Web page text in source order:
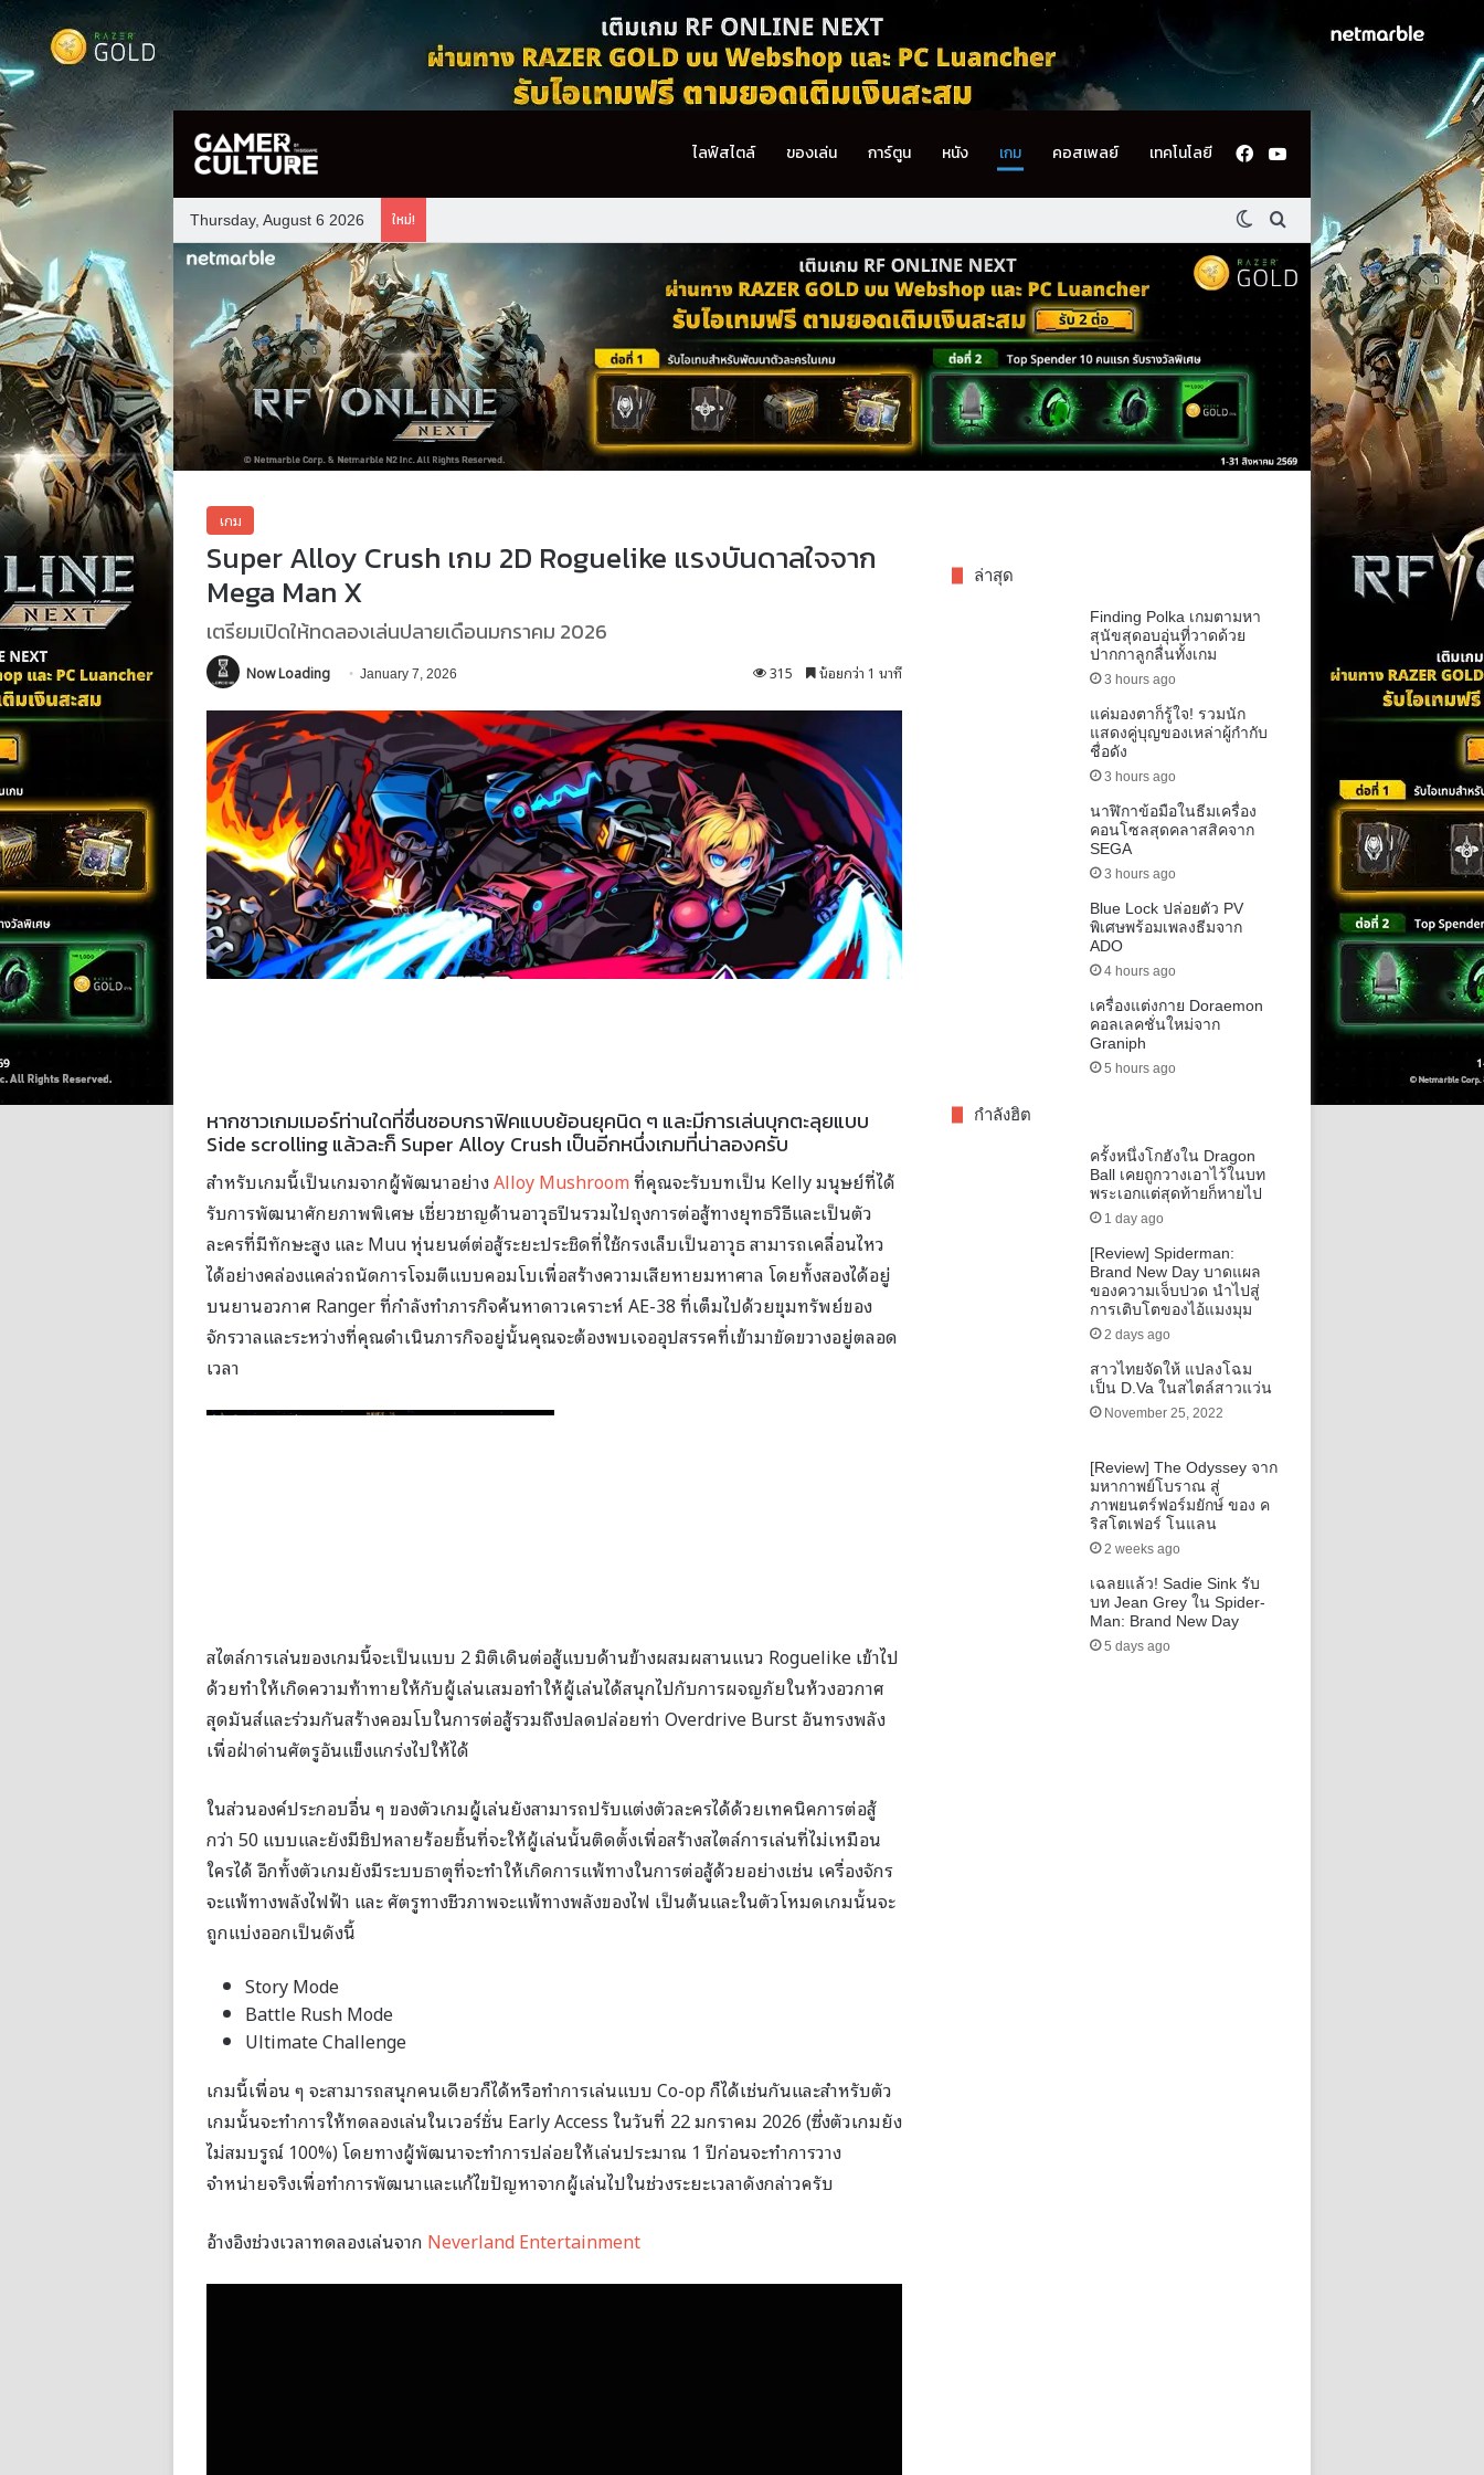
ไลฟ์สไตล์ ของเล่น การ์ตูน หนัง เกม คอสเพลย์ เทคโนโลยี Facebook
YouTube
Thursday, August 6 2026 ใหม่! Switch skin
ค้นหา
เกม
Super Alloy Crush เกม 2D Roguelike แรงบันดาลใจจาก
Mega Man X
เตรียมเปิดให้ทดลองเล่นปลายเดือนมกราคม 2026
Now Loading January 7, 2026 315 น้อยกว่า 1 นาที
หากชาวเกมเมอร์ท่านใดที่ชื่นชอบกราฟิคแบบย้อนยุคนิด ๆ และมีการเล่นบุกตะลุยแบบ
Side scrolling แล้วละก็ Super Alloy Crush เป็นอีกหนึ่งเกมที่น่าลองครับ
สำหรับเกมนี้เป็นเกมจากผู้พัฒนาอย่างAlloy Mushroomที่คุณจะรับบทเป็น Kelly มนุษย์ที่ได้
รับการพัฒนาศักยภาพพิเศษ เชี่ยวชาญด้านอาวุธปืนรวมไปถุงการต่อสู้ทางยุทธวิธีและเป็นตัว
ละครที่มีทักษะสูง และ Muu หุ่นยนต์ต่อสู้ระยะประชิดที่ใช้กรงเล็บเป็นอาวุธ สามารถเคลื่อนไหว
ได้อย่างคล่องแคล่วถนัดการโจมตีแบบคอมโบเพื่อสร้างความเสียหายมหาศาล โดยทั้งสองได้อยู่
บนยานอวกาศ Ranger ที่กำลังทำภารกิจค้นหาดาวเคราะห์ AE-38 ที่เต็มไปด้วยขุมทรัพย์ของ
จักรวาลและระหว่างที่คุณดำเนินภารกิจอยู่นั้นคุณจะต้องพบเจออุปสรรคที่เข้ามาขัดขวางอยู่ตลอด
เวลา
สไตล์การเล่นของเกมนี้จะเป็นแบบ 2 มิติเดินต่อสู้แบบด้านข้างผสมผสานแนว Roguelike เข้าไป
ด้วยทำให้เกิดความท้าทายให้กับผู้เล่นเสมอทำให้ผู้เล่นได้สนุกไปกับการผจญภัยในห้วงอวกาศ
สุดมันส์และร่วมกันสร้างคอมโบในการต่อสู้รวมถึงปลดปล่อยท่า Overdrive Burst อันทรงพลัง
เพื่อฝ่าด่านศัตรูอันแข็งแกร่งไปให้ได้
ในส่วนองค์ประกอบอื่น ๆ ของตัวเกมผู้เล่นยังสามารถปรับแต่งตัวละครได้ด้วยเทคนิคการต่อสู้
กว่า 50 แบบและยังมีชิปหลายร้อยชิ้นที่จะให้ผู้เล่นนั้นติดตั้งเพื่อสร้างสไตล์การเล่นที่ไม่เหมือน
ใครได้ อีกทั้งตัวเกมยังมีระบบธาตุที่จะทำให้เกิดการแพ้ทางในการต่อสู้ด้วยอย่างเช่น เครื่องจักร
จะแพ้ทางพลังไฟฟ้า และ ศัตรูทางชีวภาพจะแพ้ทางพลังของไฟ เป็นต้นและในตัวโหมดเกมนั้นจะ
ถูกแบ่งออกเป็นดังนี้
Story Mode
Battle Rush Mode
Ultimate Challenge
เกมนี้เพื่อน ๆ จะสามารถสนุกคนเดียวก็ได้หรือทำการเล่นแบบ Co-op ก็ได้เช่นกันและสำหรับตัว
เกมนั้นจะทำการให้ทดลองเล่นในเวอร์ชั่น Early Access ในวันที่ 22 มกราคม 2026 (ซึ่งตัวเกมยัง
ไม่สมบรูณ์ 100%) โดยทางผู้พัฒนาจะทำการปล่อยให้เล่นประมาณ 1 ปีก่อนจะทำการวาง
จำหน่ายจริงเพื่อทำการพัฒนาและแก้ไขปัญหาจากผู้เล่นไปในช่วงระยะเวลาดังกล่าวครับ
อ้างอิงช่วงเวลาทดลองเล่นจาก Neverland Entertainment
ล่าสุด
Finding Polka เกมตามหา
สุนัขสุดอบอุ่นที่วาดด้วย
ปากกาลูกลื่นทั้งเกม
3 hours ago
แค่มองตาก็รู้ใจ! รวมนัก
แสดงคู่บุญของเหล่าผู้กำกับ
ชื่อดัง
3 hours ago
นาฬิกาข้อมือในธีมเครื่อง
คอนโซลสุดคลาสสิคจาก
SEGA
3 hours ago
Blue Lock ปล่อยตัว PV
พิเศษพร้อมเพลงธีมจาก
ADO
4 hours ago
เครื่องแต่งกาย Doraemon
คอลเลคชั่นใหม่จาก
Graniph
5 hours ago
กำลังฮิต
ครั้งหนึ่งโกฮังใน Dragon
Ball เคยถูกวางเอาไว้ในบท
พระเอกแต่สุดท้ายก็หายไป
1 day ago
[Review] Spiderman:
Brand New Day บาดแผล
ของความเจ็บปวด นำไปสู่
การเติบโตของไอ้แมงมุม
2 days ago
สาวไทยจัดให้ แปลงโฉม
เป็น D.Va ในสไตล์สาวแว่น
November 25, 2022
[Review] The Odyssey จาก
มหากาพย์โบราณ สู่
ภาพยนตร์ฟอร์มยักษ์ ของ ค
ริสโตเฟอร์ โนแลน
2 weeks ago
เฉลยแล้ว! Sadie Sink รับ
บท Jean Grey ใน Spider-
Man: Brand New Day
5 days ago